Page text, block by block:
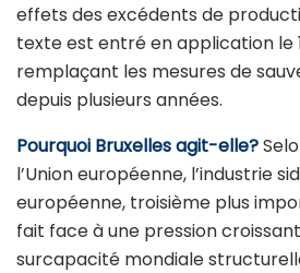
effets des excédents de
texte est entré en application le
remplaçant les mesures de
depuis plusieurs années.
Pourquoi Bruxelles agit-elle?
l’Union européenne, l’industrie
européenne, troisième plus
fait face à une pression
surcapacité mondiale